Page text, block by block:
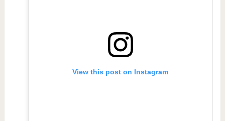
View this post on Instagram